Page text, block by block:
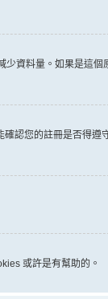
資料量。如果是這個
認您的註冊是否得遵
或許是有幫助的。